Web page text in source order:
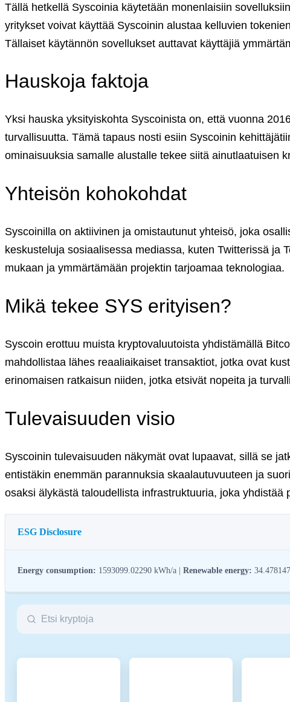
Services
Personal
Business
Coinmotion Wealth
OTC Trading Desk
About Us•
Market Insights
Help Center
English (US)
English (US)
Tällä hetkellä Syscoinia käytetään monenlaisiin
yritykset voivat käyttää Syscoinin alustaa kelluvien
Tällaiset käytännön sovellukset auttavat käyttäjiä
Hauskoja faktoja
Yksi hauska yksityiskohta Syscoinista on, että vuonna
turvallisuutta. Tämä tapaus nosti esiin Syscoinin
ominaisuuksia samalle alustalle tekee siitä ainutlaatuisen
Yhteisön kohokohdat
Syscoinilla on aktiivinen ja omistautunut yhteisö, joka
keskusteluja sosiaalisessa mediassa, kuten Twitterissä ja
mukaan ja ymmärtämään projektin tarjoamaa teknologiaa.
Mikä tekee SYS erityisen?
Syscoin erottuu muista kryptovaluutoista yhdistämällä
mahdollistaa lähes reaaliaikaiset transaktiot, jotka ovat
erinomaisen ratkaisun niiden, jotka etsivät nopeita ja
Tulevaisuuden visio
Syscoinin tulevaisuuden näkymät ovat lupaavat, sillä se
entistäkin enemmän parannuksia skaalautuvuuteen ja
osaksi älykästä taloudellista infrastruktuuria, joka
ESG Disclosure
Energy consumption: 1593099.02290 kWh/a | Renewable energy:
ESG (Environmental, Social, and Governance) regulations for crypto assets
crypto industry with broader sustainability and societal goals. These